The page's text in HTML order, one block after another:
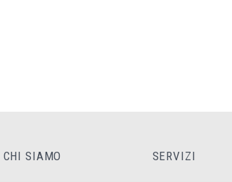
CHI SIAMO SERVIZI